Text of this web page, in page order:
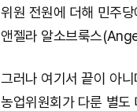
위원 전원에 더해 민주
앤젤라 알소브룩스
그러나 여기서 끝이 아
농업위원회가 다룬 별도